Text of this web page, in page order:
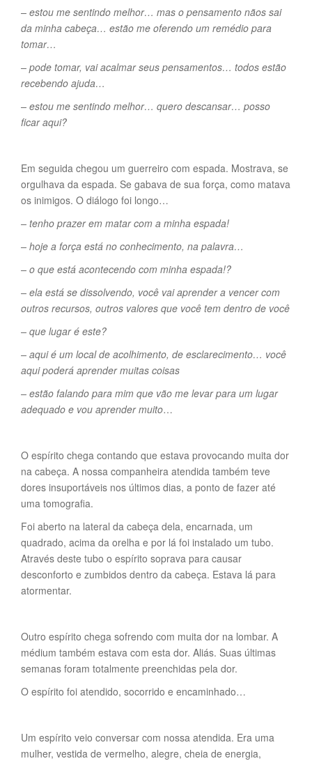
– estou me sentindo melhor… mas o pensamento nãos sai
da minha cabeça… estão me oferendo um remédio para
tomar…
– pode tomar, vai acalmar seus pensamentos… todos estão
recebendo ajuda…
– estou me sentindo melhor… quero descansar… posso
ficar aqui?
Em seguida chegou um guerreiro com espada. Mostrava, se
orgulhava da espada. Se gabava de sua força, como matava
os inimigos. O diálogo foi longo…
– tenho prazer em matar com a minha espada!
– hoje a força está no conhecimento, na palavra…
– o que está acontecendo com minha espada!?
– ela está se dissolvendo, você vai aprender a vencer com
outros recursos, outros valores que você tem dentro de você
– que lugar é este?
– aqui é um local de acolhimento, de esclarecimento… você
aqui poderá aprender muitas coisas
– estão falando para mim que vão me levar para um lugar
adequado e vou aprender muito…
O espírito chega contando que estava provocando muita dor
na cabeça. A nossa companheira atendida também teve
dores insuportáveis nos últimos dias, a ponto de fazer até
uma tomografia.
Foi aberto na lateral da cabeça dela, encarnada, um
quadrado, acima da orelha e por lá foi instalado um tubo.
Através deste tubo o espírito soprava para causar
desconforto e zumbidos dentro da cabeça. Estava lá para
atormentar.
Outro espírito chega sofrendo com muita dor na lombar. A
médium também estava com esta dor. Aliás. Suas últimas
semanas foram totalmente preenchidas pela dor.
O espírito foi atendido, socorrido e encaminhado…
Um espírito veio conversar com nossa atendida. Era uma
mulher, vestida de vermelho, alegre, cheia de energia,